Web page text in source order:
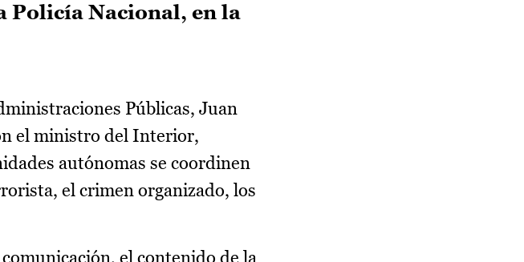
Policía Nacional, en la
Públicas, Juan
el ministro del Interior,
autónomas se coordinen
el crimen organizado, los
el contenido de la